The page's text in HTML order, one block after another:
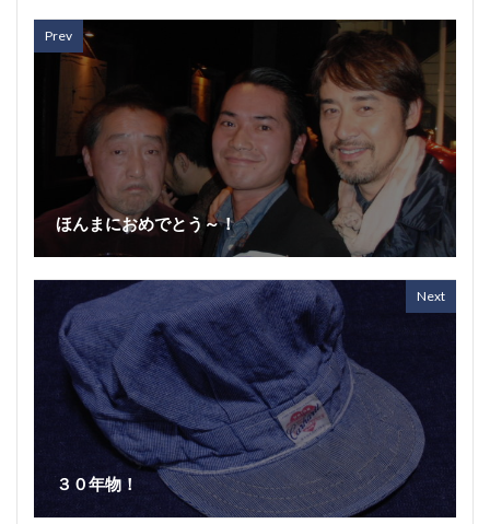
Prev
ほんまにおめでとう～！
Next
３０年物！